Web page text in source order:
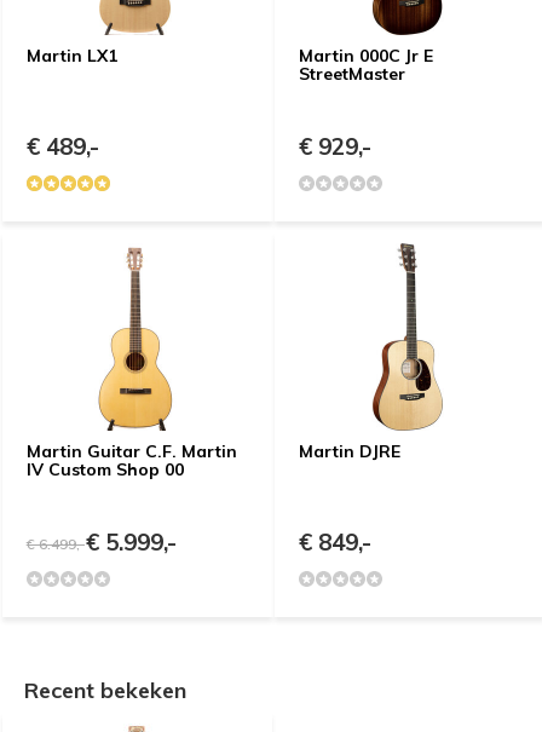
Martin LX1
€ 489,-
Martin 000C Jr E
StreetMaster
€ 929,-
Martin Guitar C.F. Martin
IV Custom Shop 00
€ 6.499,-€ 5.999,-
Martin DJRE
€ 849,-
Recent bekeken